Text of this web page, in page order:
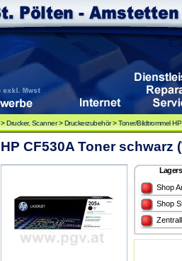
>Drucker, Scanner>Druckerzubehör>Toner/Bildtrommel HP
HP CF530A Toner schwarz
Shop
Shop